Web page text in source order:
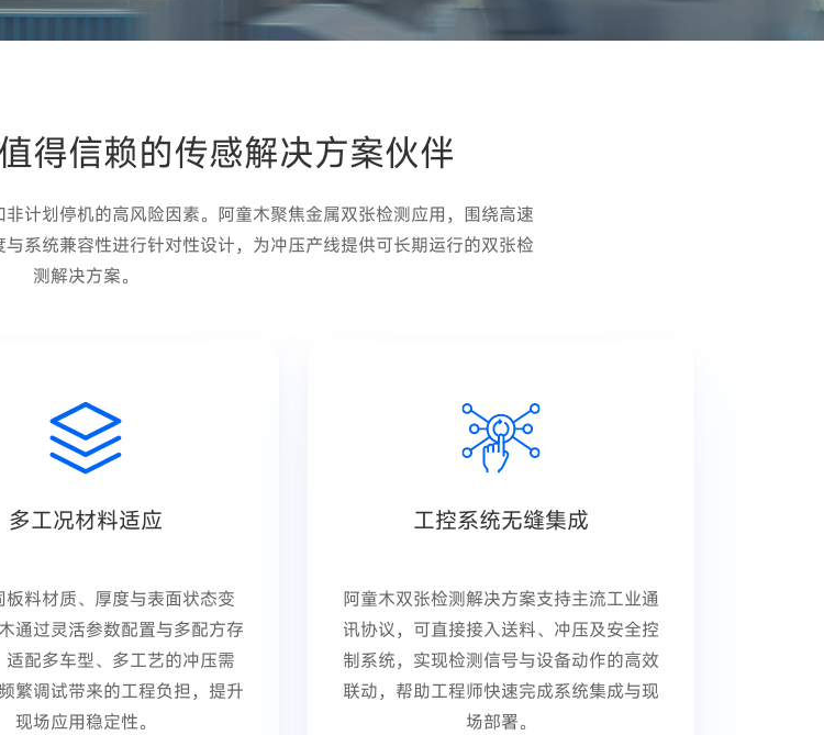
得信赖的传感解决方案伙伴
计划停机的高风险因素。阿童木聚焦金属双张检测应用，围绕高速
系统兼容性进行针对性设计，为冲压产线提供可长期运行的双张检
测解决方案。
多工况材料适应
板料材质、厚度与表面状态变
通过灵活参数配置与多配方存
适配多车型、多工艺的冲压需
繁调试带来的工程负担，提升
现场应用稳定性。
工控系统无缝集成
阿童木双张检测解决方案支持主流工业通
讯协议，可直接接入送料、冲压及安全控
制系统，实现检测信号与设备动作的高效
联动，帮助工程师快速完成系统集成与现
场部署。